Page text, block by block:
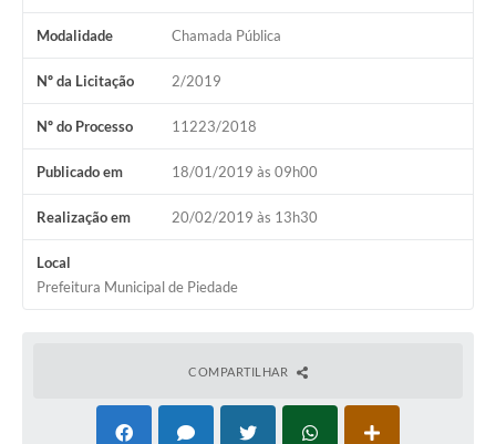
Modalidade Chamada Pública
Nº da Licitação 2/2019
Nº do Processo 11223/2018
Publicado em 18/01/2019 às 09h00
Realização em 20/02/2019 às 13h30
Local
Prefeitura Municipal de Piedade
COMPARTILHAR